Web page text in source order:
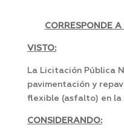
CORRESPONDE A
VISTO:
La Licitación Pública
pavimentación y
flexible (asfalto) en la
CONSIDERANDO: